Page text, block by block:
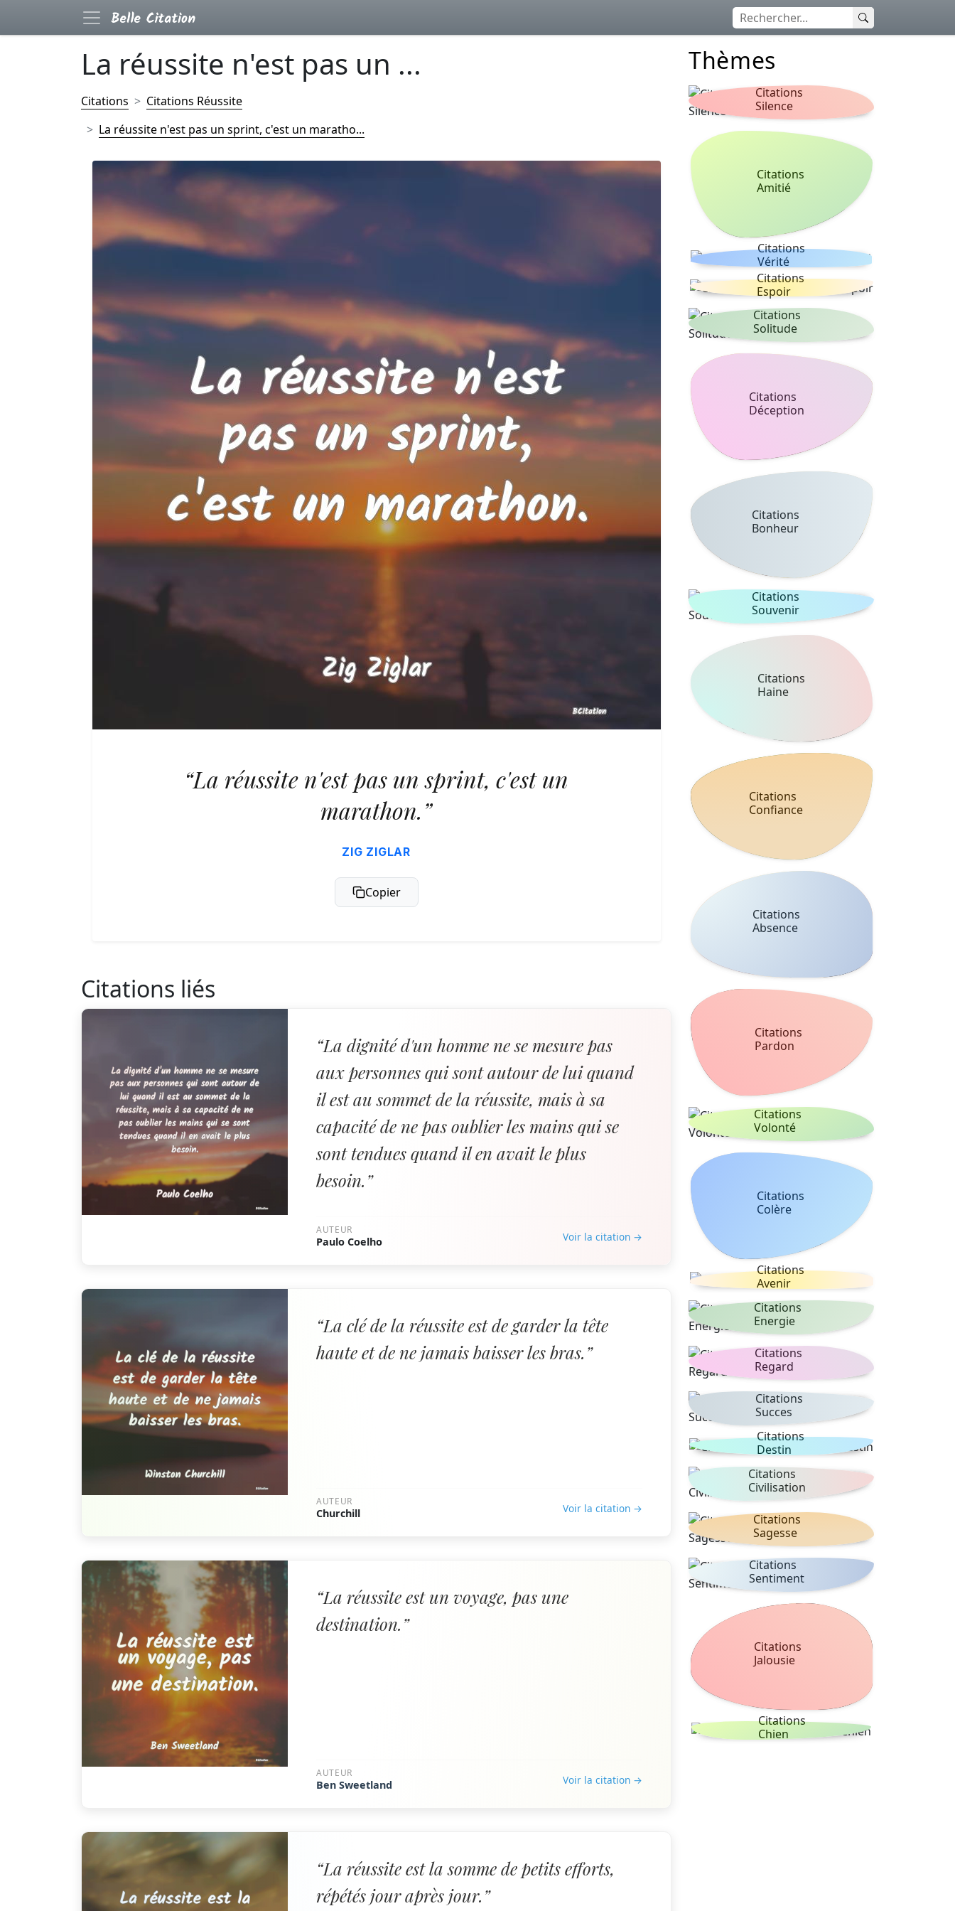
La réussite n'est pas un ...
Citations
Citations Réussite
La réussite n'est pas un sprint, c'est un maratho...
“La réussite n'est pas un sprint, c'est un
marathon.”
ZIG ZIGLAR
Copier
Citations liés
“La dignité d'un homme ne se mesure pas
aux personnes qui sont autour de lui quand
il est au sommet de la réussite, mais à sa
capacité de ne pas oublier les mains qui se
sont tendues quand il en avait le plus
besoin.”
AUTEUR
Paulo Coelho Voir la citation →
“La clé de la réussite est de garder la tête
haute et de ne jamais baisser les bras.”
AUTEUR
Churchill Voir la citation →
“La réussite est un voyage, pas une
destination.”
AUTEUR
Ben Sweetland Voir la citation →
“La réussite est la somme de petits efforts,
répétés jour après jour.”
Thèmes
Citations
Silence
Citations
Amitié
Citations
Vérité
Citations
Espoir
Citations
Solitude
Citations
Déception
Citations
Bonheur
Citations
Souvenir
Citations
Haine
Citations
Confiance
Citations
Absence
Citations
Pardon
Citations
Volonté
Citations
Colère
Citations
Avenir
Citations
Energie
Citations
Regard
Citations
Succes
Citations
Destin
Citations
Civilisation
Citations
Sagesse
Citations
Sentiment
Citations
Jalousie
Citations
Chien